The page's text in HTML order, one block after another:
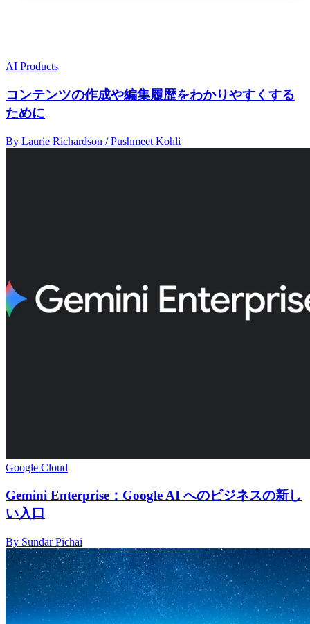
AI Products
コンテンツの作成や編集履歴をわかりやすくする
ために
By Laurie Richardson / Pushmeet Kohli
Google Cloud
Gemini Enterprise：Google AI へのビジネスの新し
い入口
By Sundar Pichai